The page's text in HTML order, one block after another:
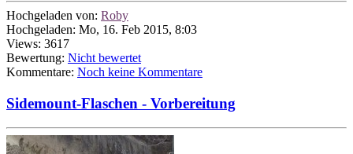
Hochgeladen von: Roby
Hochgeladen: Mo, 16. Feb 2015, 8:03
Views: 3617
Bewertung: Nicht bewertet
Kommentare: Noch keine Kommentare
Sidemount-Flaschen - Vorbereitung